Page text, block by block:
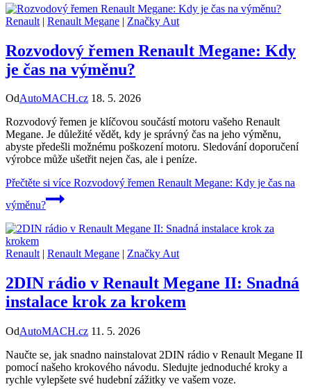
Renault | Renault Megane | Značky Aut
Rozvodový řemen Renault Megane: Kdy
je čas na výměnu?
OdAutoMACH.cz 18. 5. 2026
Rozvodový řemen je klíčovou součástí motoru vašeho Renault
Megane. Je důležité vědět, kdy je správný čas na jeho výměnu,
abyste předešli možnému poškození motoru. Sledování doporučení
výrobce může ušetřit nejen čas, ale i peníze.
Přečtěte si více Rozvodový řemen Renault Megane: Kdy je čas na
výměnu?
Renault| Renault Megane Značky Aut
2DIN rádio v Renault Megane II: Snadná
instalace krok za krokem
OdAutoMACH.cz 11. 5. 2026
Naučte se, jak snadno nainstalovat 2DIN rádio v Renault Megane II
pomocí našeho krokového návodu. Sledujte jednoduché kroky a
rychle vylepšete své hudební zážitky ve vašem voze.